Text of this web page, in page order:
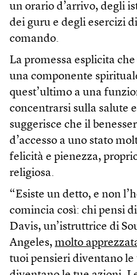
un orario d’arrivo, degli
dei guru e degli esercizi
comando.
La promessa esplicita
una componente
quest’ultimo a una
concentrarsi sulla salute
suggerisce che il
d’accesso a uno stato
felicità e pienezza,
religiosa.
“Esiste un detto, e non
comincia così: chi pensi
Davis, un’istruttrice di
Angeles, molto
tuoi pensieri diventano le